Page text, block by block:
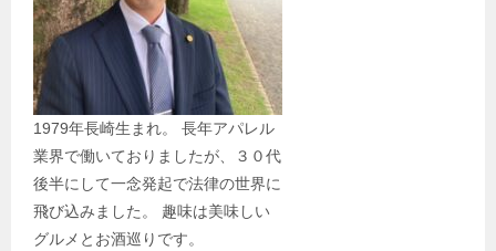
1979年長崎生まれ。 長年アパレル
業界で働いておりましたが、３０代
後半にして一念発起で法律の世界に
飛び込みました。 趣味は美味しい
グルメとお酒巡りです。